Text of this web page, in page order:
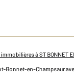
à ST BONNET
Bonnet-en-Champsaur